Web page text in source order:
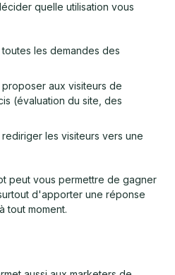
quelle utilisation vous
les demandes des
aux visiteurs de
(évaluation du site, des
les visiteurs vers une
peut vous permettre de gagner
d'apporter une réponse
tout moment.